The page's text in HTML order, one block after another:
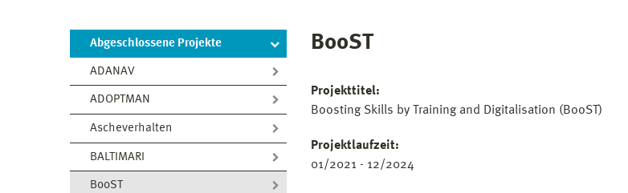
Abgeschlossene Projekte
ADANAV
ADOPTMAN
Ascheverhalten
BALTIMARI
BooST
BooST
Projekttitel:
Boosting Skills by Training and Digitalisation (BooST)
Projektlaufzeit:
01/2021 - 12/2024